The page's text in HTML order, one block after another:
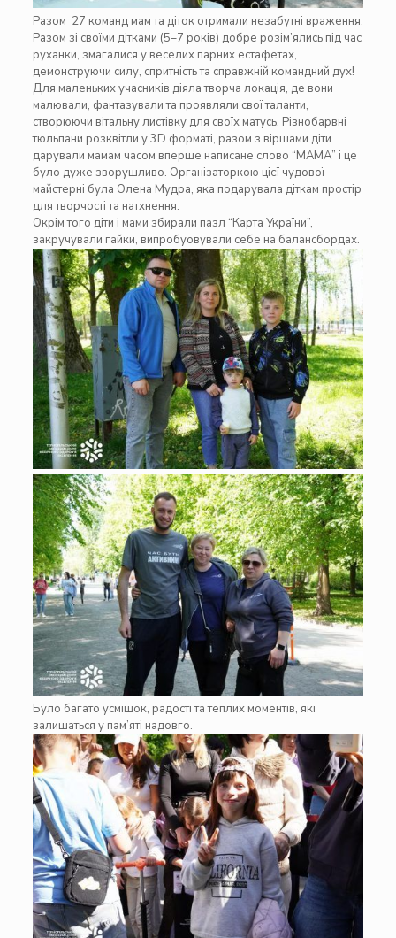
Разом 27 команд мам та діток отримали незабутні враження.
Разом зі своїми дітками (5–7 років) добре розім’ялись під час
руханки, змагалися у веселих парних естафетах,
демонструючи силу, спритність та справжній командний дух!
Для маленьких учасників діяла творча локація, де вони
малювали, фантазували та проявляли свої таланти,
створюючи вітальну листівку для своїх матусь. Різнобарвні
тюльпани розквітли у 3D форматі, разом з віршами діти
дарували мамам часом вперше написане слово “МАМА” і це
було дуже зворушливо. Організаторкою цієї чудової
майстерні була Олена Мудра, яка подарувала діткам простір
для творчості та натхнення.
Окрім того діти і мами збирали пазл “Карта України”,
закручували гайки, випробуовували себе на балансбордах.
Було багато усмішок, радості та теплих моментів, які
залишаться у пам’яті надовго.